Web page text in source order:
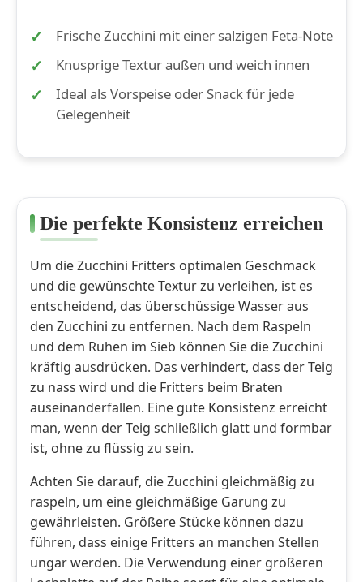
Frische Zucchini mit einer salzigen Feta-Note
Knusprige Textur außen und weich innen
Ideal als Vorspeise oder Snack für jede
Gelegenheit
Die perfekte Konsistenz erreichen
Um die Zucchini Fritters optimalen Geschmack
und die gewünschte Textur zu verleihen, ist es
entscheidend, das überschüssige Wasser aus
den Zucchini zu entfernen. Nach dem Raspeln
und dem Ruhen im Sieb können Sie die Zucchini
kräftig ausdrücken. Das verhindert, dass der Teig
zu nass wird und die Fritters beim Braten
auseinanderfallen. Eine gute Konsistenz erreicht
man, wenn der Teig schließlich glatt und formbar
ist, ohne zu flüssig zu sein.
Achten Sie darauf, die Zucchini gleichmäßig zu
raspeln, um eine gleichmäßige Garung zu
gewährleisten. Größere Stücke können dazu
führen, dass einige Fritters an manchen Stellen
ungar werden. Die Verwendung einer größeren